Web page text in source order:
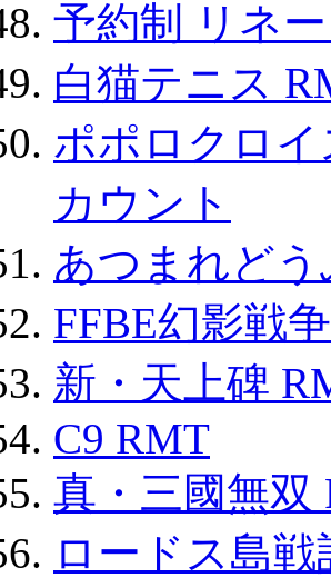
予約制 リネ
白猫テニス
ポポロクロ
カウント
あつまれど
FFBE幻影戦争
新・天上碑
C9 RMT
真・三國無双
ロードス島